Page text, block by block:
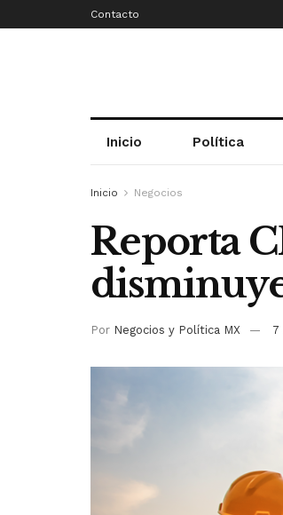
Contacto
Inicio Política
Inicio Negocios
Reporta
Por Negocios y Política MX 7